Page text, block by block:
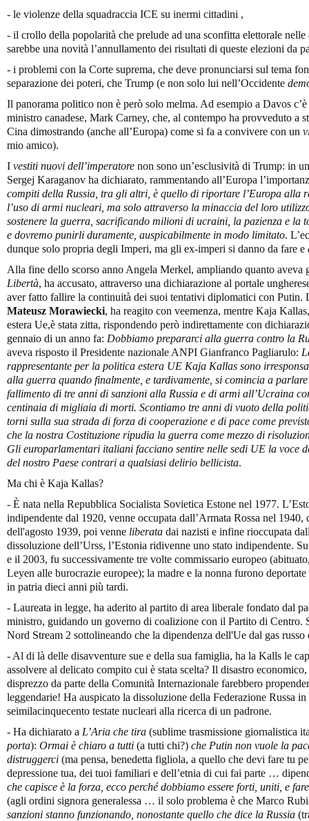
- le violenze della squadraccia ICE su inermi cittadini ,
- il crollo della popolarità che prelude ad una sconfitta elettorale nelle
sarebbe una novità l’annullamento dei risultati di queste elezioni da
- i problemi con la Corte suprema, che deve pronunciarsi sul tema
separazione dei poteri, che Trump (e non solo lui nell’Occidente
Il panorama politico non è però solo melma. Ad esempio a Davos
ministro canadese, Mark Carney, che, al contempo ha provveduto a
Cina dimostrando (anche all’Europa) come si fa a convivere con un
mio amico).
I vestiti nuovi dell’imperatore non sono un’esclusività di Trump: in
Sergej Karaganov ha dichiarato, rammentando all’Europa
compiti della Russia, tra gli altri, è quello di riportare l’Europa alla
l’uso di armi nucleari, ma solo attraverso la minaccia del loro
sostenere la guerra, sacrificando milioni di ucraini, la pazienza e la
e dovremo punirli duramente, auspicabilmente in modo limitato.
dunque solo propria degli Imperi, ma gli ex-imperi si danno da fare e
Alla fine dello scorso anno Angela Merkel, ampliando quanto aveva
Libertà, ha accusato, attraverso una dichiarazione al portale
aver fatto fallire la continuità dei suoi tentativi diplomatici con Putin.
Mateusz Morawiecki, ha reagito con veemenza, mentre Kaja
estera Ue,è stata zitta, rispondendo però indirettamente con
gennaio di un anno fa: Dobbiamo prepararci alla guerra contro la
aveva risposto il Presidente nazionale ANPI Gianfranco Pagliarulo:
rappresentante per la politica estera UE Kaja Kallas sono
alla guerra quando finalmente, e tardivamente, si comincia a
fallimento di tre anni di sanzioni alla Russia e di armi all’Ucraina
centinaia di migliaia di morti. Scontiamo tre anni di vuoto della
torni sulla sua strada di forza di cooperazione e di pace come
che la nostra Costituzione ripudia la guerra come mezzo di
Gli europarlamentari italiani facciano sentire nelle sedi UE la voce
del nostro Paese contrari a qualsiasi delirio bellicista.
Ma chi è Kaja Kallas?
- È nata nella Repubblica Socialista Sovietica Estone nel 1977.
indipendente dal 1920, venne occupata dall’Armata Rossa nel
dell'agosto 1939, poi venne liberata dai nazisti e infine rioccupata
dissoluzione dell’Urss, l’Estonia ridivenne uno stato indipendente.
e il 2003, fu successivamente tre volte commissario europeo
Leyen alle burocrazie europee); la madre e la nonna furono
in patria dieci anni più tardi.
- Laureata in legge, ha aderito al partito di area liberale fondato dal
ministro, guidando un governo di coalizione con il Partito di Centro.
Nord Stream 2 sottolineando che la dipendenza dell'Ue dal gas
- Al di là delle disavventure sue e della sua famiglia, ha la Kalls le
assolvere al delicato compito cui è stata scelta? Il disastro
disprezzo da parte della Comunità Internazionale farebbero
leggendarie! Ha auspicato la dissoluzione della Federazione Russa
seimilacinquecento testate nucleari alla ricerca di un padrone.
- Ha dichiarato a L’Aria che tira (sublime trasmissione giornalistica
porta): Ormai è chiaro a tutti (a tutti chi?) che Putin non vuole la
distruggerci (ma pensa, benedetta figliola, a quello che devi fare tu
depressione tua, dei tuoi familiari e dell’etnia di cui fai parte …
che capisce è la forza, ecco perché dobbiamo essere forti, uniti, e
(agli ordini signora generalessa … il solo problema è che Marco
sanzioni stanno funzionando, nonostante quello che dice la Russia